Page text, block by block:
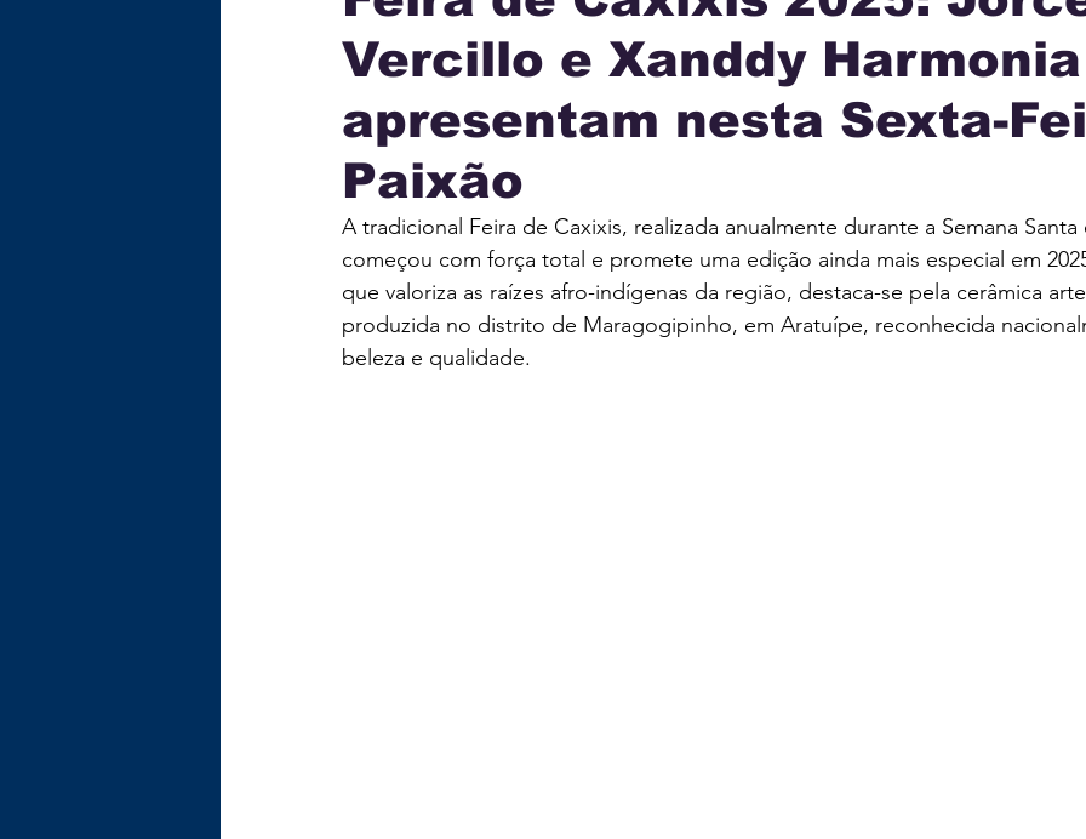
ECONOMIA TECNOLOGIA INTERNACIONAL MUNICÍPIOS
GASTRONOMIA
Vercillo e Xanddy
apresentam nesta Sexta-
Paixão
A tradicional Feira de Caxixis, realizada anualmente durante a Semana
começou com força total e promete uma edição ainda mais especial em
que valoriza as raízes afro-indígenas da região, destaca-se pela cerâmica
produzida no distrito de Maragogipinho, em Aratuípe, reconhecida
beleza e qualidade.